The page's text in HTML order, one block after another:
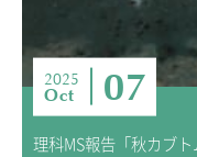
2025
Oct 07
理科MS報告「秋カブ